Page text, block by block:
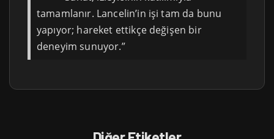
tamamlanır. Lancelin’in işi tam da bunu
yapıyor; hareket ettikçe değişen bir
deneyim sunuyor.”